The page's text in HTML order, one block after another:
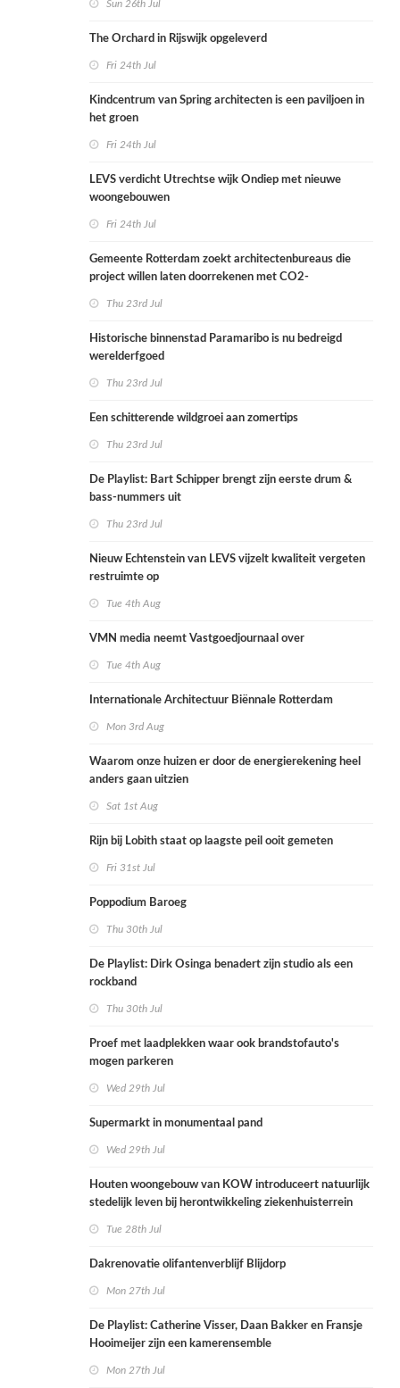
Sun 26th Jul
The Orchard in Rijswijk opgeleverd
Fri 24th Jul
Kindcentrum van Spring architecten is een paviljoen in
het groen
Fri 24th Jul
LEVS verdicht Utrechtse wijk Ondiep met nieuwe
woongebouwen
Fri 24th Jul
Gemeente Rotterdam zoekt architectenbureaus die
project willen laten doorrekenen met CO2-
Thu 23rd Jul
Historische binnenstad Paramaribo is nu bedreigd
werelderfgoed
Thu 23rd Jul
Een schitterende wildgroei aan zomertips
Thu 23rd Jul
De Playlist: Bart Schipper brengt zijn eerste drum &
bass-nummers uit
Thu 23rd Jul
Nieuw Echtenstein van LEVS vijzelt kwaliteit vergeten
restruimte op
Tue 4th Aug
VMN media neemt Vastgoedjournaal over
Tue 4th Aug
Internationale Architectuur Biënnale Rotterdam
Mon 3rd Aug
Waarom onze huizen er door de energierekening heel
anders gaan uitzien
Sat 1st Aug
Rijn bij Lobith staat op laagste peil ooit gemeten
Fri 31st Jul
Poppodium Baroeg
Thu 30th Jul
De Playlist: Dirk Osinga benadert zijn studio als een
rockband
Thu 30th Jul
Proef met laadplekken waar ook brandstofauto's
mogen parkeren
Wed 29th Jul
Supermarkt in monumentaal pand
Wed 29th Jul
Houten woongebouw van KOW introduceert natuurlijk
stedelijk leven bij herontwikkeling ziekenhuisterrein
Tue 28th Jul
Dakrenovatie olifantenverblijf Blijdorp
Mon 27th Jul
De Playlist: Catherine Visser, Daan Bakker en Fransje
Hooimeijer zijn een kamerensemble
Mon 27th Jul